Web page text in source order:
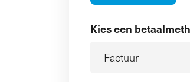
Kies een